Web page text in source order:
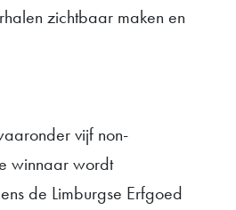
zichtbaar maken en
vijf non-
winnaar wordt
de Limburgse Erfgoed